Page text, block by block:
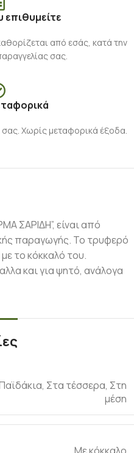
επιθυμείτε
από εσάς, κατά την
σας.
Χωρίς μεταφορικά έξοδα.
ΣΑΡΙΔΗ”, είναι από
παραγωγής. Το τρυφερό
το κόκκαλό του.
και για ψητό, ανάλογα
, Στα τέσσερα, Στη
μέση